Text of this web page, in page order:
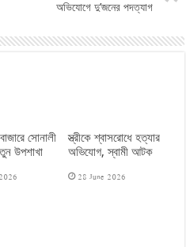
অভিযোগে দু’জনের পদত্যাগ
সোনালী
উপশাখা
স্ত্রীকে শ্বাসরোধে হত্যার
অভিযোগ, স্বামী আটক
28 June 2026